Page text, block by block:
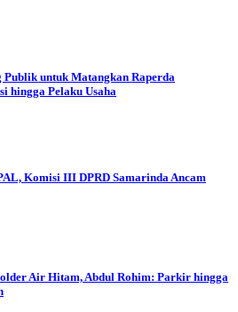
Publik untuk Matangkan Raperda
hingga Pelaku Usaha
Komisi III DPRD Samarinda Ancam
Air Hitam, Abdul Rohim: Parkir hingga